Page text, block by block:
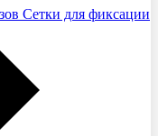
Сетки для фиксации